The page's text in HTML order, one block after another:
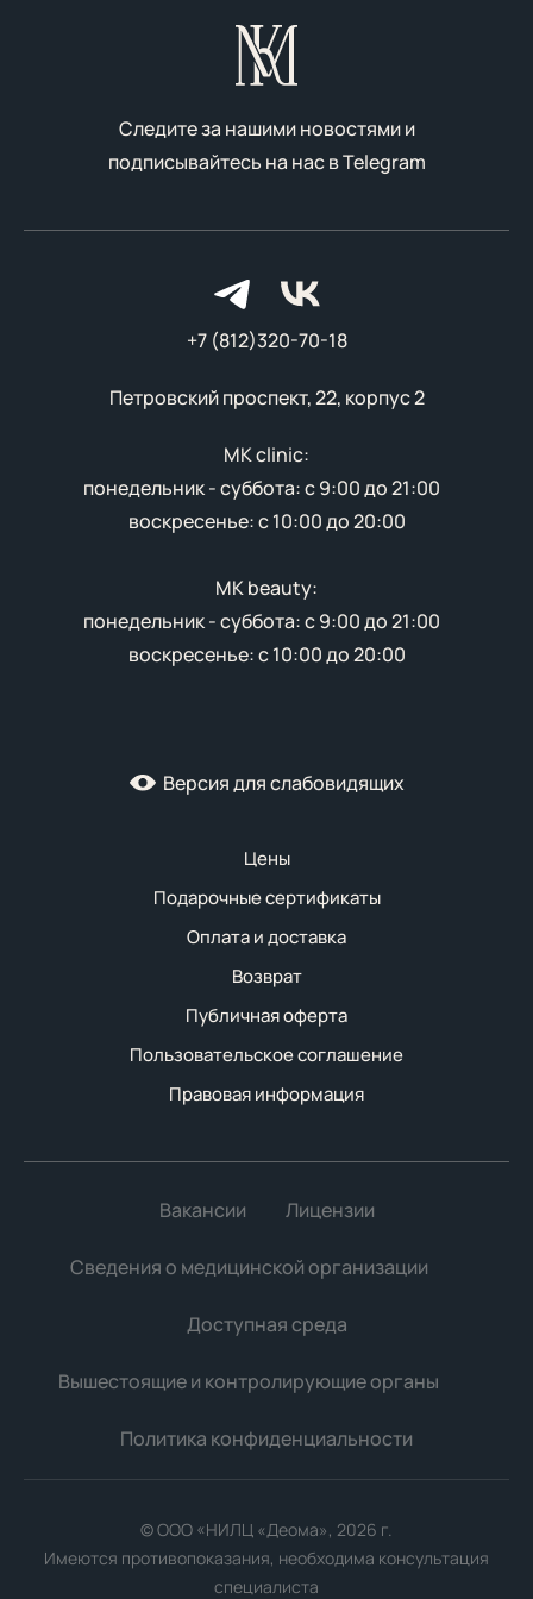
реальность - раскрыть
потенциал ваших волос и
природные особенности. Как
результат - вы будете
выглядеть эффектно, ярко и
точно
Следите за нашими новостями и
подписывайтесь на нас вTelegram
Цены
Подарочные сертификаты
Оплата и доставка
Возврат
Публичная оферта
Пользовательское соглашение
Правовая информация
+7 (812)320-70-18
Петровский проспект, 22, корпус 2
MK clinic:
понедельник - суббота: с 9:00 до 21:00
воскресенье: с 10:00 до 20:00
MK beauty:
понедельник - суббота: с 9:00 до 21:00
воскресенье: с 10:00 до 20:00
Версия для слабовидящих
© ООО «НИЛЦ «Деома», 2026 г.
Имеются противопоказания, необходима консультация
специалиста
Вышестоящие и контролирующие органы
Политика конфиденциальности
Сведения о медицинской организации
Доступная среда
Вакансии Лицензии
Мы используем файлы cookie для улучшения работы
использованием файлов cookie.
Принять все